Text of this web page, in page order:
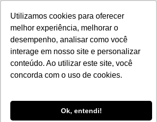
Utilizamos cookies para oferecer
melhor experiência, melhorar o
desempenho, analisar como você
interage em nosso site e personalizar
conteúdo. Ao utilizar este site, você
concorda com o uso de cookies.
Ok, entendi!